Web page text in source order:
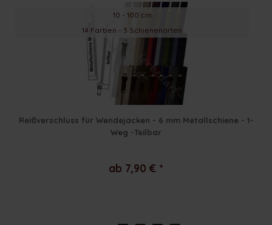
10 - 100 cm
14 Farben - 3 Schienenarten
Reißverschluss für Wendejacken - 6 mm Metallschiene - 1-
Weg -Teilbar
ab 7,90 € *